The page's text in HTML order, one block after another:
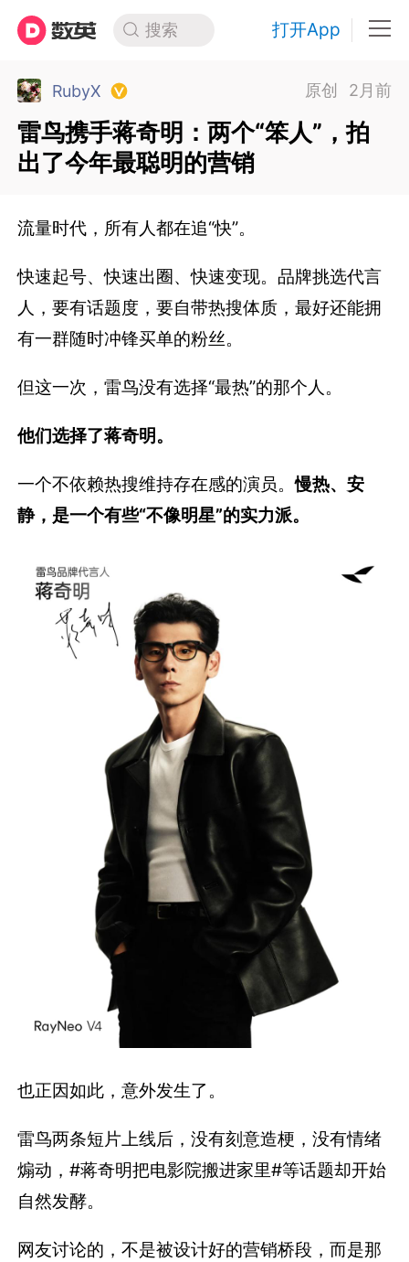
搜索 打开App
RubyX 原创 2月前
雷鸟携手蒋奇明：两个“笨人”，拍
出了今年最聪明的营销
流量时代，所有人都在追“快”。
快速起号、快速出圈、快速变现。品牌挑选代言
人，要有话题度，要自带热搜体质，最好还能拥
有一群随时冲锋买单的粉丝。
但这一次，雷鸟没有选择“最热”的那个人。
他们选择了蒋奇明。
一个不依赖热搜维持存在感的演员。慢热、安
静，是一个有些“不像明星”的实力派。
也正因如此，意外发生了。
雷鸟两条短片上线后，没有刻意造梗，没有情绪
煽动，#蒋奇明把电影院搬进家里#等话题却开始
自然发酵。
网友讨论的，不是被设计好的营销桥段，而是那